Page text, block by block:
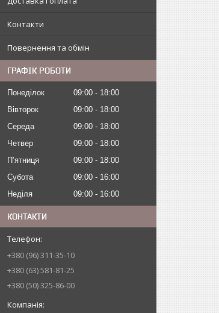
Контакти
Повернення та обмін
ГРАФІК РОБОТИ
Понеділок 09:00
18:00
Вівторок
09:00
18:00
Середа
09:00
18:00
Четвер
09:00
18:00
Пʼятниця
09:00
18:00
Субота
09:00
16:00
Неділя
09:00 16:00
КОНТАКТИ
+380 (96) 311-35-10
+380 (63) 581-81-25
+380 (50) 325-86-00